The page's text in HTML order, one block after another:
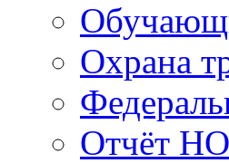
Охрана
Отчёт